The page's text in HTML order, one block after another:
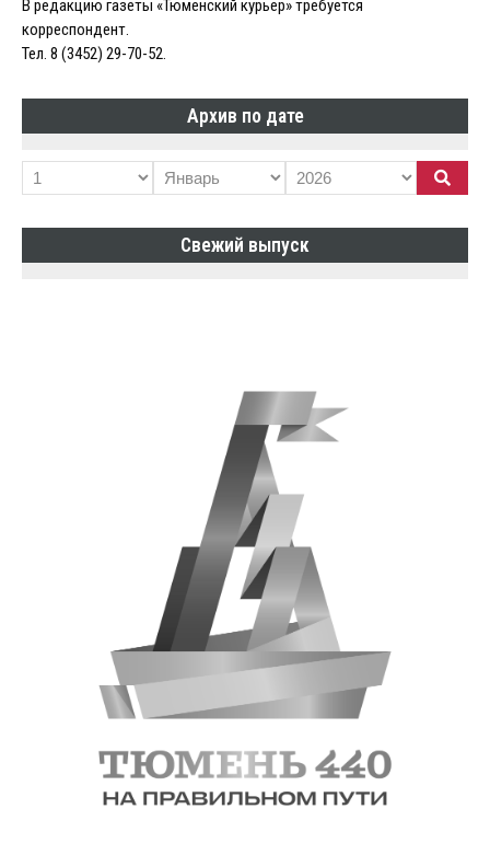
В редакцию газеты «Тюменский курьер» требуется
корреспондент.
Тел. 8 (3452) 29-70-52.
Архив по дате
Свежий выпуск